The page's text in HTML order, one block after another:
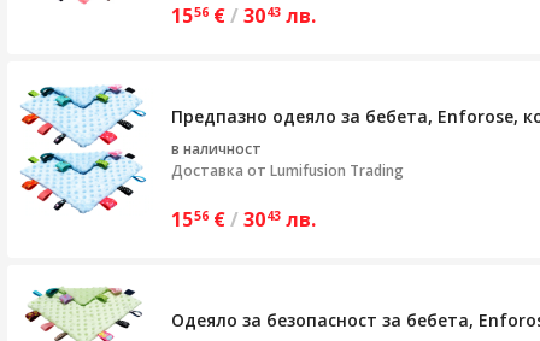
1556 €/ 3043 лв.
Предпазно одеяло за бебета, Enforose,
в наличност
Доставка от Lumifusion Trading
1556 €/ 3043 лв.
Одеяло за безопасност за бебета,